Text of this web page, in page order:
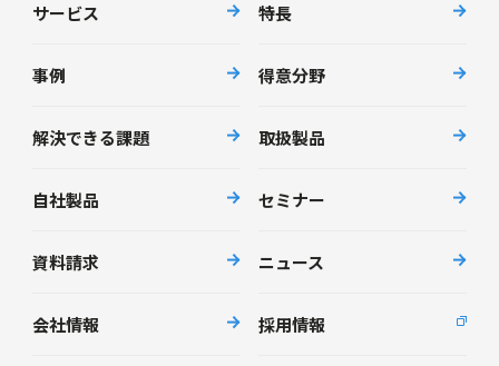
サービス 特長
事例 得意分野
解決できる課題 取扱製品
自社製品 セミナー
資料請求 ニュース
会社情報 採用情報